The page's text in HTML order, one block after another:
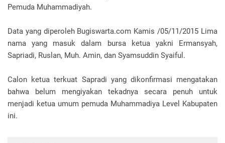
Pemuda Muhammadiyah.
Data yang diperoleh Bugiswarta.com Kamis /05/11/2015 Lima
nama yang masuk dalam bursa ketua yakni Ermansyah,
Sapriadi, Ruslan, Muh. Amin, dan Syamsuddin Syaiful.
Calon ketua terkuat Sapradi yang dikonfirmasi mengatakan
bahwa belum mengiyakan tekadnya secara penuh untuk
menjadi ketua umum pemuda Muhammadiya Level Kabupaten
ini.